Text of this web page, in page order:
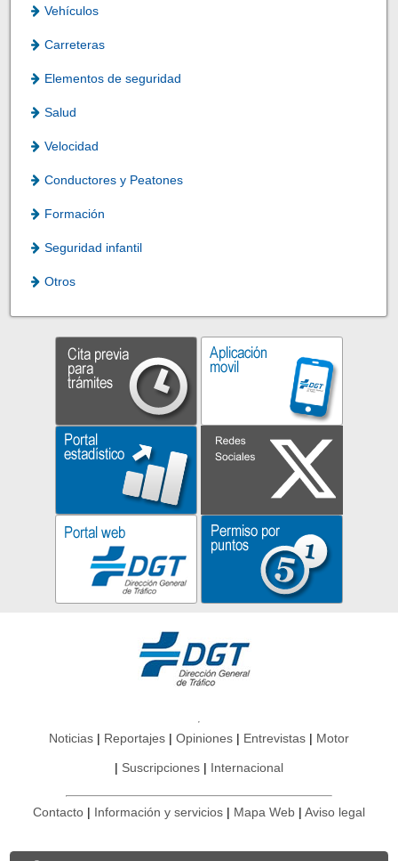
Vehículos
Carreteras
Elementos de seguridad
Salud
Velocidad
Conductores y Peatones
Formación
Seguridad infantil
Otros
Noticias Reportajes Opiniones Entrevistas Motor
Suscripciones Internacional
Contacto Información y servicios Mapa Web Aviso legal